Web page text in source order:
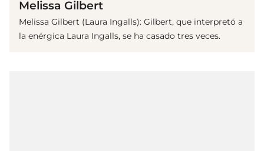
Melissa Gilbert
Melissa Gilbert (Laura Ingalls): Gilbert, que interpretó a
la enérgica Laura Ingalls, se ha casado tres veces.